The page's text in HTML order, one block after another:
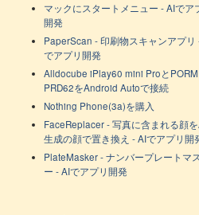
マックにスタートメニュー - AIでア
開発
PaperScan - 印刷物スキャンアプリ
でアプリ開発
Alldocube iPlay60 mini Proと
PRD62をAndroid Autoで接続
Nothing Phone(3a)を購入
FaceReplacer - 写真に含まれる顔
生成の顔で置き換え - AIでアプリ開
PlateMasker - ナンバープレートマ
ー - AIでアプリ開発